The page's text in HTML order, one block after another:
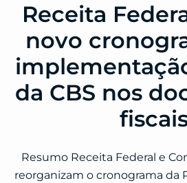
Receita
novo
da CBS nos
Resumo Receita Federal e
reorganizam o cronograma da